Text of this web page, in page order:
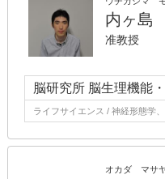
内ヶ島
准教授
脳研究所 脳生理機能
ライフサイエンス / 神経形態学
オカダ マサ